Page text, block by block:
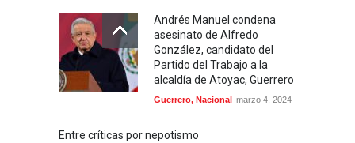
Andrés Manuel condena
asesinato de Alfredo
González, candidato del
Partido del Trabajo a la
alcaldía de Atoyac, Guerrero
Guerrero, Nacional marzo 4, 2024
Entre críticas por nepotismo